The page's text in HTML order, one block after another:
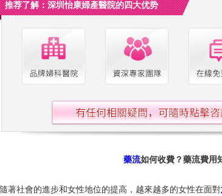
推荐了解：深圳怡康婦產醫院的四大优势
藥流如何收費？藥流費用
隨著社會的進步和女性地位的提高，越來越多的女性在面對